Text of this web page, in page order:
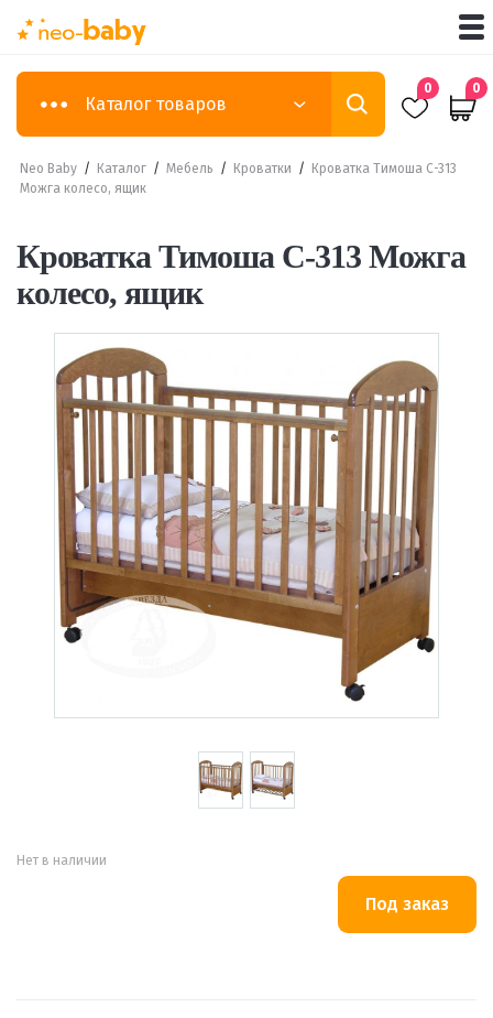
Каталог товаров
0 0
Neo Baby / Каталог / Мебель / Кроватки /
Кроватка Тимоша С-313
Можга колесо, ящик
Кроватка Тимоша С-313 Можга
колесо, ящик
Нет в наличии